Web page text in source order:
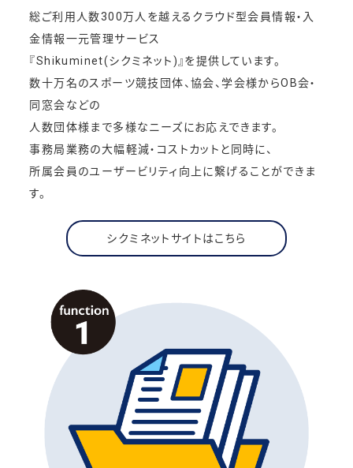
総ご利用人数300万人を越えるクラウド型会員情報・入
金情報一元管理サービス
『Shikuminet(シクミネット)』を提供しています。
数十万名のスポーツ競技団体、協会、学会様からOB会・
同窓会などの
人数団体様まで多様なニーズにお応えできます。
事務局業務の大幅軽減・コストカットと同時に、
所属会員のユーザービリティ向上に繋げることができま
す。
シクミネットサイトはこちら